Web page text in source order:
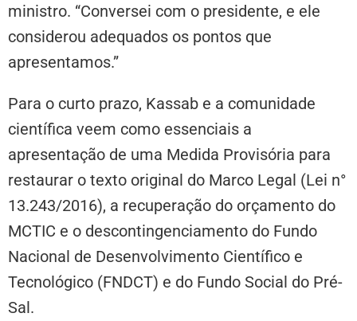
ministro. “Conversei com o presidente, e ele
considerou adequados os pontos que
apresentamos.”
Para o curto prazo, Kassab e a comunidade
científica veem como essenciais a
apresentação de uma Medida Provisória para
restaurar o texto original do Marco Legal (Lei n°
13.243/2016), a recuperação do orçamento do
MCTIC e o descontingenciamento do Fundo
Nacional de Desenvolvimento Científico e
Tecnológico (FNDCT) e do Fundo Social do Pré-
Sal.